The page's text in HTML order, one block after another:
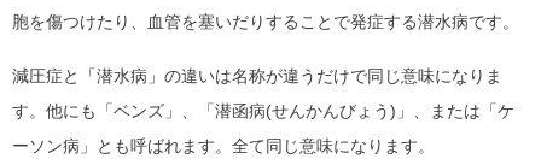
胞を傷つけたり、血管を塞いだりすることで発症する潜水病です。
減圧症と「潜水病」の違いは名称が違うだけで同じ意味になりま
す。他にも「ベンズ」、「潜函病(せんかんびょう)」、または「ケ
ーソン病」とも呼ばれます。全て同じ意味になります。